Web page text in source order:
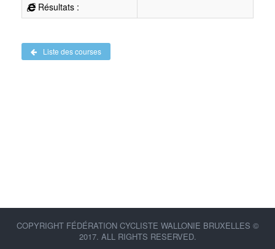
Résultats :
Liste des courses
COPYRIGHT FÉDÉRATION CYCLISTE WALLONIE BRUXELLES ©
2017. ALL RIGHTS RESERVED.